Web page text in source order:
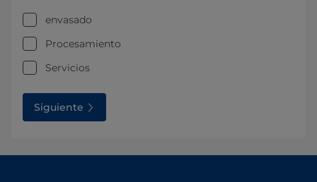
envasado
Procesamiento
Servicios
Siguiente